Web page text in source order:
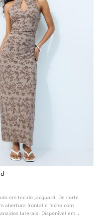
em tecido jacquard. De corte
abertura frontal e fecho com
laterais. Disponível em